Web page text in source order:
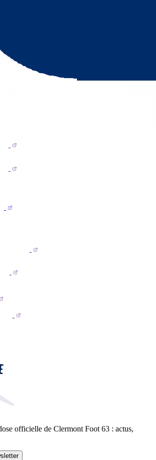
officielle de Clermont Foot 63 : actus,